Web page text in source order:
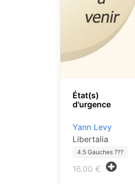
État(s)
d'urgence
Yann Levy
Libertalia
4.5 Gauches ???
16.00 €